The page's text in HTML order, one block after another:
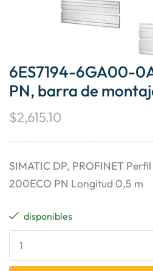
6ES7194-6GA00-
PN, barra de
$2,615.10
SIMATIC DP, PROFINET
200ECO PN Longitud 0,5 m
disponibles